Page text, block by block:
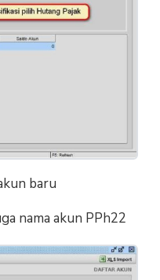
baru
nama akun PPh22